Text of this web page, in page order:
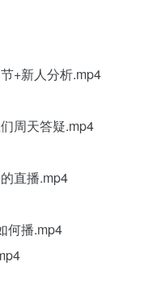
+新人分析.mp4
周天答疑.mp4
直播.mp4
何播.mp4